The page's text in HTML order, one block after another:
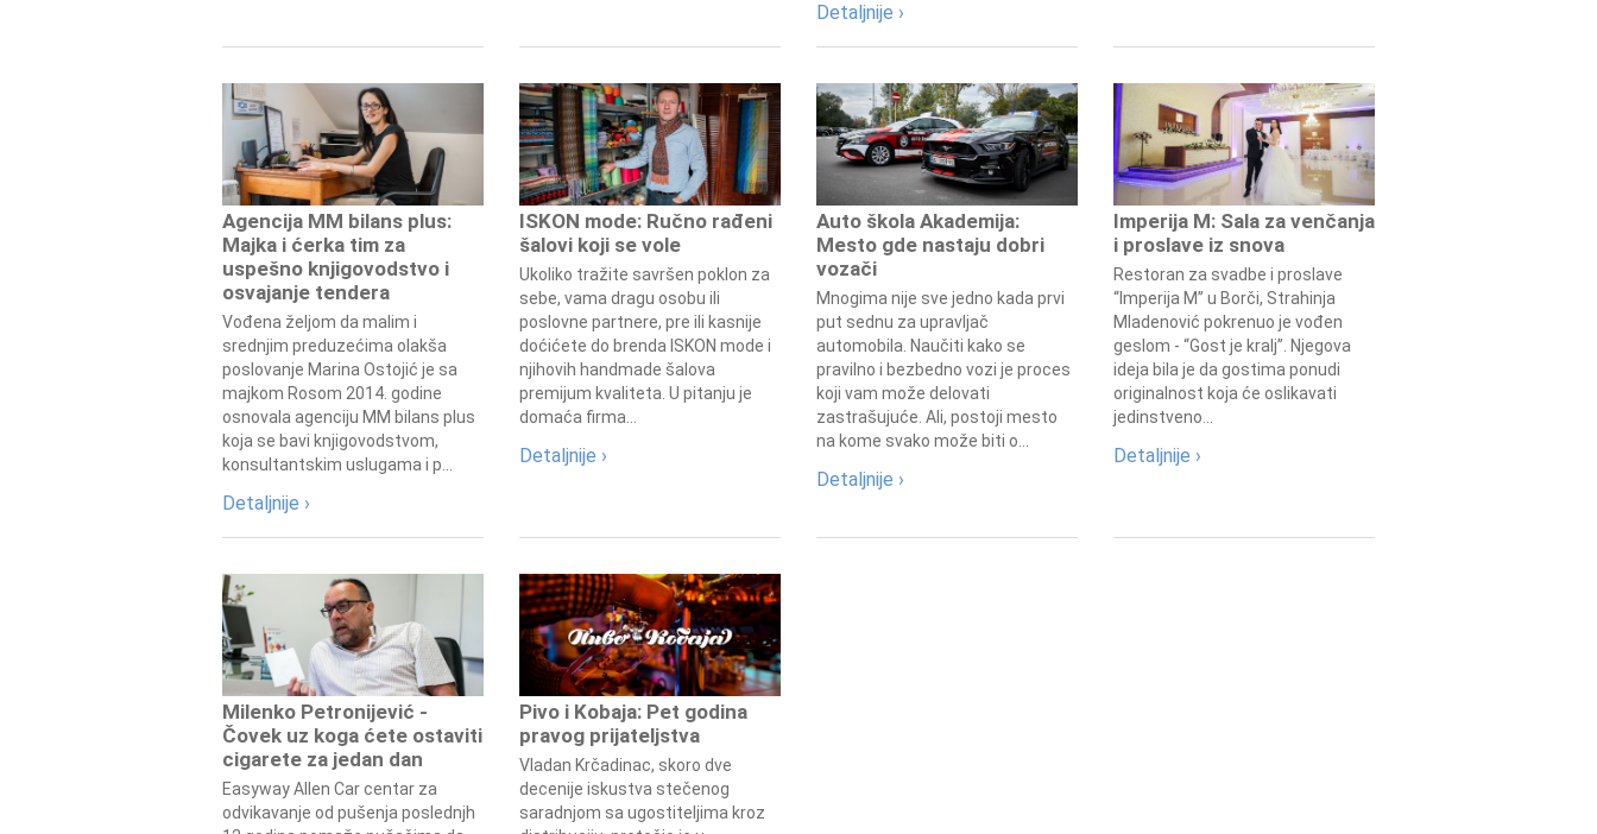
Detaljnije ›
Agencija MM bilans plus:
Majka i ćerka tim za
uspešno knjigovodstvo i
osvajanje tendera
Vođena željom da malim i
srednjim preduzećima olakša
poslovanje Marina Ostojić je sa
majkom Rosom 2014. godine
osnovala agenciju MM bilans plus
koja se bavi knjigovodstvom,
konsultantskim uslugama i p...
Detaljnije ›
ISKON mode: Ručno rađeni
šalovi koji se vole
Ukoliko tražite savršen poklon za
sebe, vama dragu osobu ili
poslovne partnere, pre ili kasnije
doćićete do brenda ISKON mode i
njihovih handmade šalova
premijum kvaliteta. U pitanju je
domaća firma...
Detaljnije ›
Auto škola Akademija:
Mesto gde nastaju dobri
vozači
Mnogima nije sve jedno kada prvi
put sednu za upravljač
automobila. Naučiti kako se
pravilno i bezbedno vozi je proces
koji vam može delovati
zastrašujuće. Ali, postoji mesto
na kome svako može biti o...
Detaljnije ›
Imperija M: Sala za venčanja
i proslave iz snova
Restoran za svadbe i proslave
“Imperija M” u Borči, Strahinja
Mladenović pokrenuo je vođen
geslom - “Gost je kralj”. Njegova
ideja bila je da gostima ponudi
originalnost koja će oslikavati
jedinstveno...
Detaljnije ›
Milenko Petronijević -
Čovek uz koga ćete ostaviti
cigarete za jedan dan
Easyway Allen Car centar za
odvikavanje od pušenja poslednjh
Pivo i Kobaja: Pet godina
pravog prijateljstva
Vladan Krčadinac, skoro dve
decenije iskustva stečenog
saradnjom sa ugostiteljima kroz